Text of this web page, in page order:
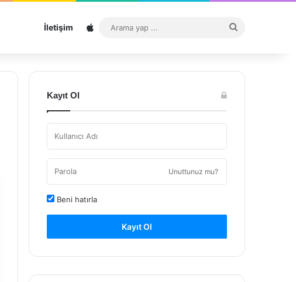
İletişim Sitemap
...
Kayıt Ol
Unuttunuz mu?
Beni hatırla
Kayıt Ol